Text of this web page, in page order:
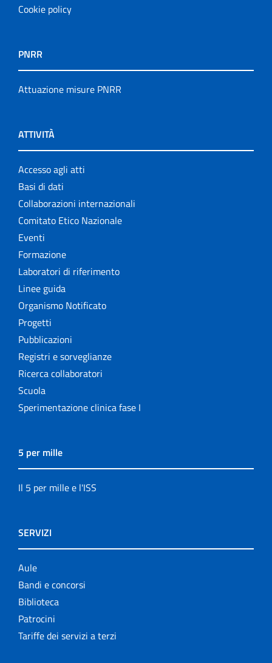
Cookie policy
PNRR
Attuazione misure PNRR
ATTIVITÀ
Accesso agli atti
Basi di dati
Collaborazioni internazionali
Comitato Etico Nazionale
Eventi
Formazione
Laboratori di riferimento
Linee guida
Organismo Notificato
Progetti
Pubblicazioni
Registri e sorveglianze
Ricerca collaboratori
Scuola
Sperimentazione clinica fase I
5 per mille
Il 5 per mille e l'ISS
SERVIZI
Aule
Bandi e concorsi
Biblioteca
Patrocini
Tariffe dei servizi a terzi